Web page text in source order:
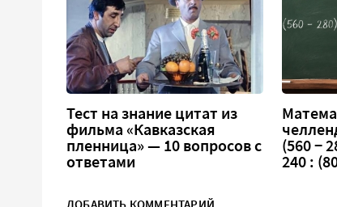
Тест на знание цитат из
фильма «Кавказская
пленница» — 10 вопросов с
ответами
(560 −
240 :